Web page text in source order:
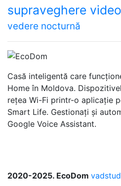
supraveghere video
vedere nocturnă
Casă inteligentă care
Home în Moldova.
rețea Wi-Fi printr-o aplicație
Smart Life. Gestionați și
Google Voice Assistant.
2020-2025. EcoDom